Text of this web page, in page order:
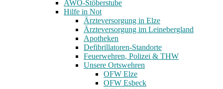
AWO-Stöberstube
Hilfe in Not
Ärzteversorgung in Elze
Ärzteversorgung im Leinebergland
Apotheken
Defibrillatoren-Standorte
Feuerwehren, Polizei & THW
Unsere Ortswehren
OFW Elze
OFW Esbeck